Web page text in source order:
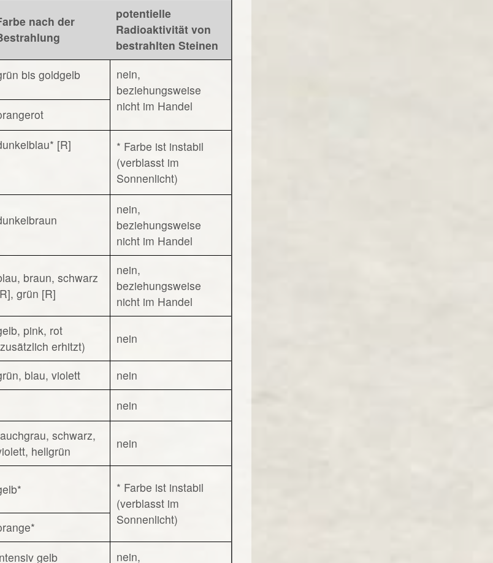
nach der
potentielle
Radioaktivität von
bestrahlten Steinen
bis goldgelb
nein,
beziehungsweise
nicht im Handel
[R]
* Farbe ist instabil
(verblasst im
Sonnenlicht)
nein,
beziehungsweise
nicht im Handel
braun, schwarz
grün [R]
nein,
beziehungsweise
nicht im Handel
pink, rot
erhitzt)
nein
blau, violett
nein
nein
schwarz,
hellgrün
nein
* Farbe ist instabil
(verblasst im
Sonnenlicht)
gelb nein,